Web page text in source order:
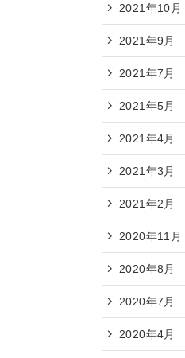
2021年10月
2021年9月
2021年7月
2021年5月
2021年4月
2021年3月
2021年2月
2020年11月
2020年8月
2020年7月
2020年4月